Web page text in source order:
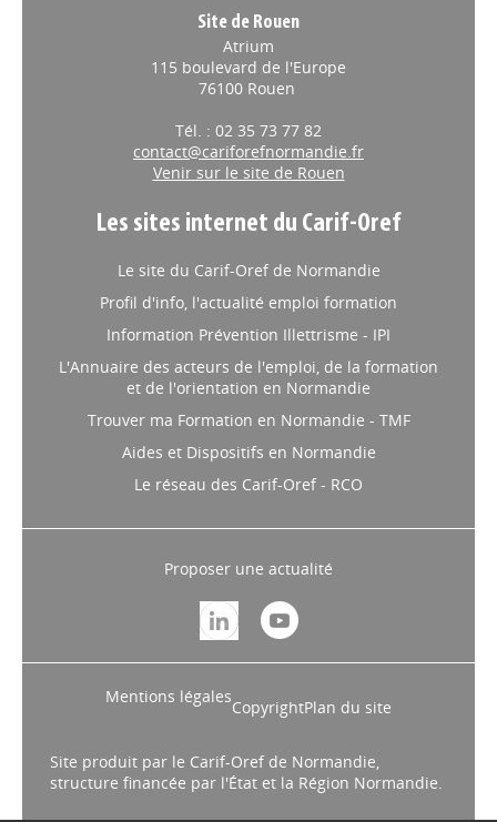
Site de Rouen
Atrium
115 boulevard de l'Europe
76100 Rouen
Tél. : 02 35 73 77 82
contact@cariforefnormandie.fr
Venir sur le site de Rouen
Les sites internet du Carif-Oref
Le site du Carif-Oref de Normandie
Profil d'info, l'actualité emploi formation
Information Prévention Illettrisme - IPI
L'Annuaire des acteurs de l'emploi, de la formation
et de l'orientation en Normandie
Trouver ma Formation en Normandie - TMF
Aides et Dispositifs en Normandie
Le réseau des Carif-Oref - RCO
Proposer une actualité
Mentions légales
CopyrightPlan du site
Site produit par le Carif-Oref de Normandie,
structure financée par l'État et la Région Normandie.